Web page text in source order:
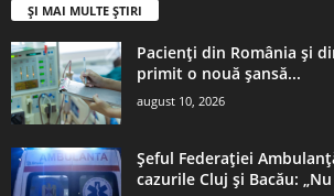
ȘI MAI MULTE ȘTIRI
Pacienți din România și
primit o nouă șansă...
august 10, 2026
Șeful Federației
cazurile Cluj și Bacău: